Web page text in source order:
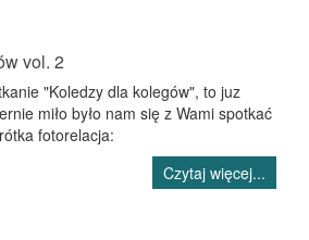
vol. 2
"Koledzy dla kolegów", to juz
miło było nam się z Wami spotkać
fotorelacja:
Czytaj więcej...